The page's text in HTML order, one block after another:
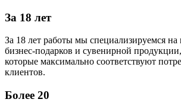
За 18 лет
За 18 лет работы мы специализируемся на
бизнес-подарков и сувенирной
которые максимально соответствуют
клиентов.
Более 20